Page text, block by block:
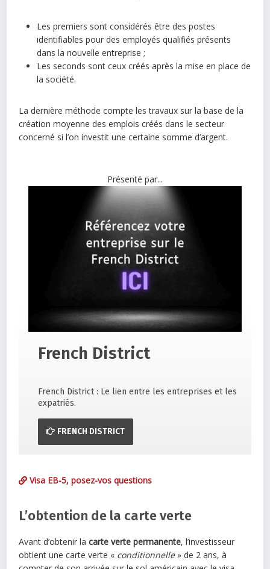
Les premiers sont considérés être des postes
identifiables pour des employés qualifiés présents
dans la nouvelle entreprise ;
Les seconds sont ceux créés après la mise en place de
la société.
La dernière méthode compte les travaux sur la base de la
création moyenne des emplois créés dans le secteur
concerné si l’on investit une certaine somme d’argent.
Présenté par...
French District
French District : Le lien entre les entreprises et les
expatriés.
FRENCH DISTRICT
Visa EB-5, posez-vos questions
L’obtention de la carte verte
Avant d’obtenir lacarte verte permanente, l’investisseur
obtient une carte verte « conditionnelle» de 2 ans, à